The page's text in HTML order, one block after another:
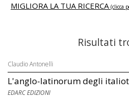
MIGLIORA LA TUA RICERCA (clicca
Risultati
Claudio Antonelli
L'anglo-latinorum degli
EDARC EDIZIONI